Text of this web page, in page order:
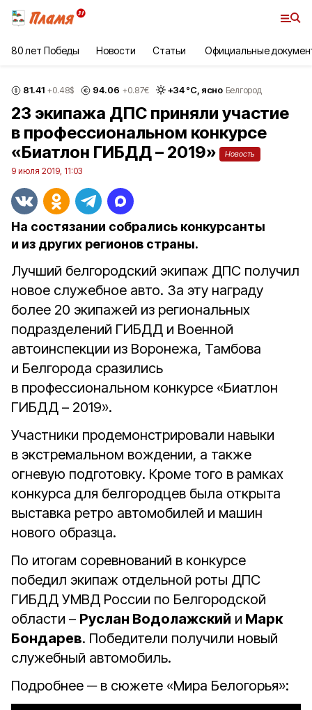
80 лет Победы Новости Статьи Официальные
81.41 +0.48$ 94.06 +0.87€ +34°С, ясно Белгород
23 экипажа ДПС приняли участие
в профессиональном конкурсе
«Биатлон ГИБДД – 2019»
Новость
9 июля 2019, 11:03
На состязании собрались конкурсанты
и из других регионов страны.
Лучший белгородский экипаж ДПС получил
новое служебное авто. За эту награду
более 20 экипажей из региональных
подразделений ГИБДД и Военной
автоинспекции из Воронежа, Тамбова
и Белгорода сразились
в профессиональном конкурсе «Биатлон
ГИБДД – 2019».
Участники продемонстрировали навыки
в экстремальном вождении, а также
огневую подготовку. Кроме того в рамках
конкурса для белгородцев была открыта
выставка ретро автомобилей и машин
нового образца.
По итогам соревнований в конкурсе
победил экипаж отдельной роты ДПС
ГИБДД УМВД России по Белгородской
области – Руслан Водолажский и Марк
Бондарев. Победители получили новый
служебный автомобиль.
Подробнее ─ в сюжете «Мира Белогорья»: